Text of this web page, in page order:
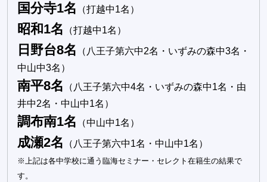
国分寺1名 （打越中1名）
昭和1名 （打越中1名）
日野台8名
（八王子第六中2名・いずみの森中3名・
中山中3名）
南平8名
（八王子第六中4名・いずみの森中1名・由
井中2名・中山中1名）
調布南1名 （中山中1名）
成瀬2名 （八王子第六中1名・中山中1名）
※上記は各中学校に通う臨海セミナー・セレクト在籍生の結果で
す。